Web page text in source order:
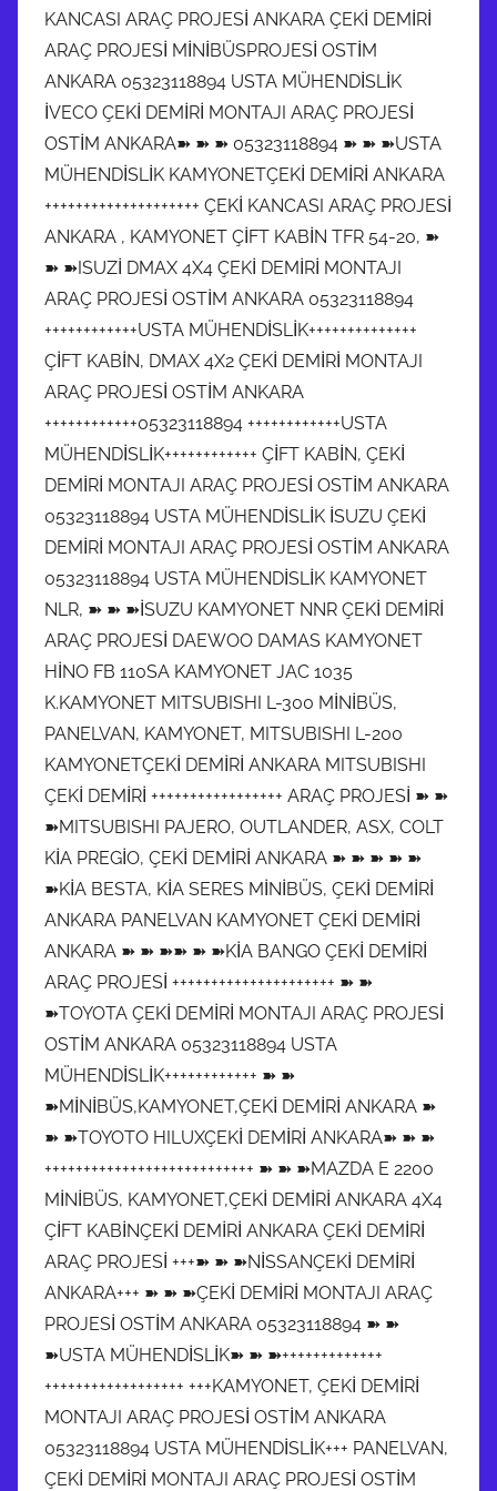
KANCASI ARAÇ PROJESİ ANKARA ÇEKİ DEMİRİ
ARAÇ PROJESİ MİNİBÜSPROJESİ OSTİM
ANKARA 05323118894 USTA MÜHENDİSLİK
İVECO ÇEKİ DEMİRİ MONTAJI ARAÇ PROJESİ
OSTİM ANKARA➽ ➽ ➽ 05323118894 ➽ ➽ ➽USTA
MÜHENDİSLİK KAMYONETÇEKİ DEMİRİ ANKARA
++++++++++++++++++++ ÇEKİ KANCASI ARAÇ PROJESİ
ANKARA , KAMYONET ÇİFT KABİN TFR 54-20, ➽
➽ ➽ISUZİ DMAX 4X4 ÇEKİ DEMİRİ MONTAJI
ARAÇ PROJESİ OSTİM ANKARA 05323118894
++++++++++++USTA MÜHENDİSLİK++++++++++++++
ÇİFT KABİN, DMAX 4X2 ÇEKİ DEMİRİ MONTAJI
ARAÇ PROJESİ OSTİM ANKARA
++++++++++++05323118894 ++++++++++++USTA
MÜHENDİSLİK++++++++++++ ÇİFT KABİN, ÇEKİ
DEMİRİ MONTAJI ARAÇ PROJESİ OSTİM ANKARA
05323118894 USTA MÜHENDİSLİK İSUZU ÇEKİ
DEMİRİ MONTAJI ARAÇ PROJESİ OSTİM ANKARA
05323118894 USTA MÜHENDİSLİK KAMYONET
NLR, ➽ ➽ ➽İSUZU KAMYONET NNR ÇEKİ DEMİRİ
ARAÇ PROJESİ DAEWOO DAMAS KAMYONET
HİNO FB 110SA KAMYONET JAC 1035
K.KAMYONET MITSUBISHI L-300 MİNİBÜS,
PANELVAN, KAMYONET, MITSUBISHI L-200
KAMYONETÇEKİ DEMİRİ ANKARA MITSUBISHI
ÇEKİ DEMİRİ +++++++++++++++++ ARAÇ PROJESİ ➽ ➽
➽MITSUBISHI PAJERO, OUTLANDER, ASX, COLT
KİA PREGİO, ÇEKİ DEMİRİ ANKARA ➽ ➽ ➽ ➽ ➽
➽KİA BESTA, KİA SERES MİNİBÜS, ÇEKİ DEMİRİ
ANKARA PANELVAN KAMYONET ÇEKİ DEMİRİ
ANKARA ➽ ➽ ➽➽ ➽ ➽KİA BANGO ÇEKİ DEMİRİ
ARAÇ PROJESİ +++++++++++++++++++++ ➽ ➽
➽TOYOTA ÇEKİ DEMİRİ MONTAJI ARAÇ PROJESİ
OSTİM ANKARA 05323118894 USTA
MÜHENDİSLİK++++++++++++ ➽ ➽
➽MİNİBÜS,KAMYONET,ÇEKİ DEMİRİ ANKARA ➽
➽ ➽TOYOTO HILUXÇEKİ DEMİRİ ANKARA➽ ➽ ➽
+++++++++++++++++++++++++++ ➽ ➽ ➽MAZDA E 2200
MİNİBÜS, KAMYONET,ÇEKİ DEMİRİ ANKARA 4X4
ÇİFT KABİNÇEKİ DEMİRİ ANKARA ÇEKİ DEMİRİ
ARAÇ PROJESİ +++➽ ➽ ➽NİSSANÇEKİ DEMİRİ
ANKARA+++ ➽ ➽ ➽ÇEKİ DEMİRİ MONTAJI ARAÇ
PROJESİ OSTİM ANKARA 05323118894 ➽ ➽
➽USTA MÜHENDİSLİK➽ ➽ ➽+++++++++++++
++++++++++++++++++ +++KAMYONET, ÇEKİ DEMİRİ
MONTAJI ARAÇ PROJESİ OSTİM ANKARA
05323118894 USTA MÜHENDİSLİK+++ PANELVAN,
ÇEKİ DEMİRİ MONTAJI ARAÇ PROJESİ OSTİM